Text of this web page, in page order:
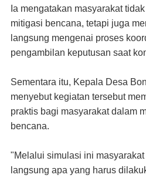
Ia mengatakan masyarakat
mitigasi bencana, tetapi juga
langsung mengenai proses
pengambilan keputusan saat
Sementara itu, Kepala Desa
menyebut kegiatan tersebut
praktis bagi masyarakat dalam
bencana.
"Melalui simulasi ini
langsung apa yang harus